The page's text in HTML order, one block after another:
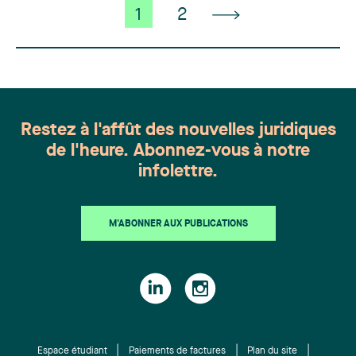
1 2
Restez à l'affût des nouvelles juridiques
de l'heure. Abonnez-vous à notre
infolettre.
M'ABONNER AUX PUBLICATIONS
Espace étudiant Paiements de factures Plan du site